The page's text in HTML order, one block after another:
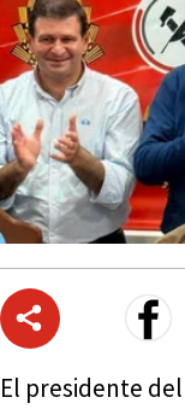
El presidente